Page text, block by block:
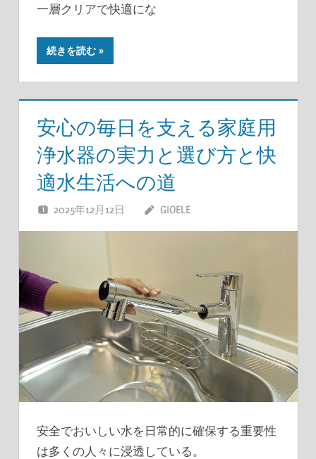
一層クリアで快適にな
続きを読む
安心の毎日を支える家庭用
浄水器の実力と選び方と快
適水生活への道
2025年12月12日 GIOELE
安全でおいしい水を日常的に確保する重要性
は多くの人々に浸透している。